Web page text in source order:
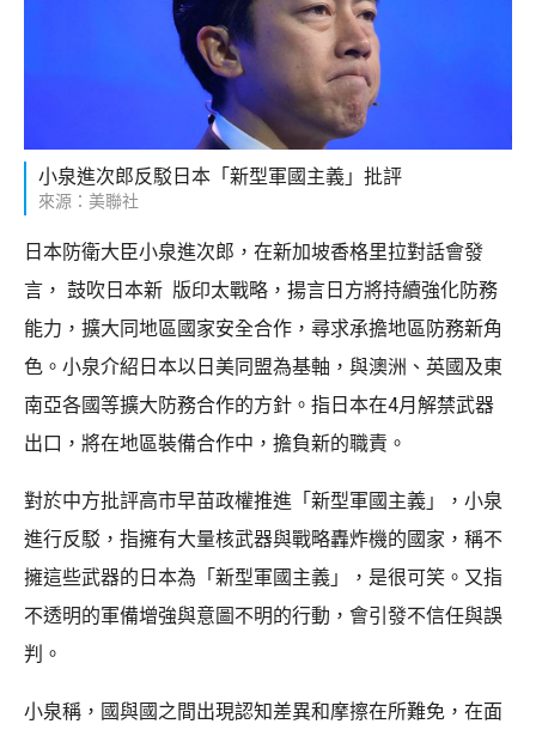
小泉進次郎反駁日本「新型軍國主義」批評
來源：美聯社
日本防衛大臣小泉進次郎，在新加坡香格里拉對話會發
言， 鼓吹日本新 版印太戰略，揚言日方將持續強化防務
能力，擴大同地區國家安全合作，尋求承擔地區防務新角
色。小泉介紹日本以日美同盟為基軸，與澳洲、英國及東
南亞各國等擴大防務合作的方針。指日本在4月解禁武器
出口，將在地區裝備合作中，擔負新的職責。
對於中方批評高市早苗政權推進「新型軍國主義」，小泉
進行反駁，指擁有大量核武器與戰略轟炸機的國家，稱不
擁這些武器的日本為「新型軍國主義」，是很可笑。又指
不透明的軍備增強與意圖不明的行動，會引發不信任與誤
判。
小泉稱，國與國之間出現認知差異和摩擦在所難免，在面